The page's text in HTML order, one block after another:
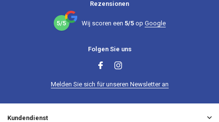
Rezensionen
5/5 Wij scoren een 5/5op Google
Folgen Sie uns
Melden Sie sich für unseren Newsletter an
Kundendienst